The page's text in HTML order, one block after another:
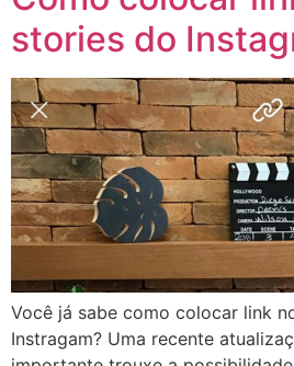
stories do
Você já sabe como colocar link
Instragam? Uma recente